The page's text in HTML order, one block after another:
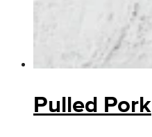
Pulled Pork